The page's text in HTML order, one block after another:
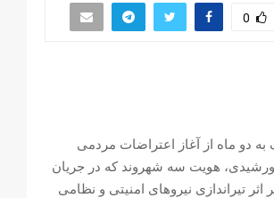
0
دو ماه از آغاز اعتراضات مردمی
۱۴۰۴ خورشیدی، هویت سه شهروند که در جریان
اثر تیراندازی نیروهای امنیتی و نظامی